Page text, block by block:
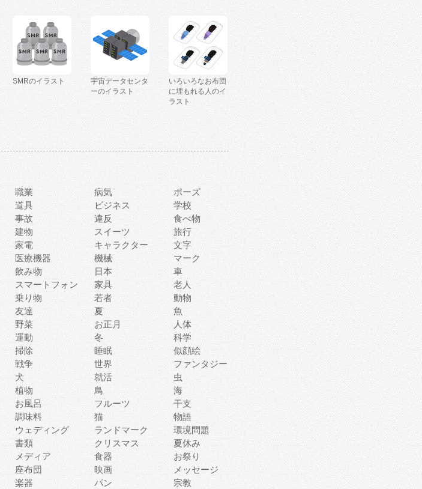
SMRのイラスト
宇宙データセンタ
ーのイラスト
いろいろなお布団
に埋もれる人のイ
ラスト
職業 病気
ポーズ
道具 ビジネス
学校
事故 違反
食べ物
建物 スイーツ
旅行
家電 キャラクター
文字
医療機器 機械
マーク
飲み物 日本
車
スマートフォン 家具
老人
乗り物 若者
動物
友達 夏
魚
野菜 お正月
人体
運動 冬
科学
掃除 睡眠
似顔絵
戦争 世界
ファンタジー
犬 就活
虫
植物 鳥
海
お風呂 フルーツ
干支
調味料 猫
物語
ウェディング ランドマーク
環境問題
書類 クリスマス
夏休み
メディア 食器
お祭り
座布団 映画
メッセージ
楽器 パン 宗教